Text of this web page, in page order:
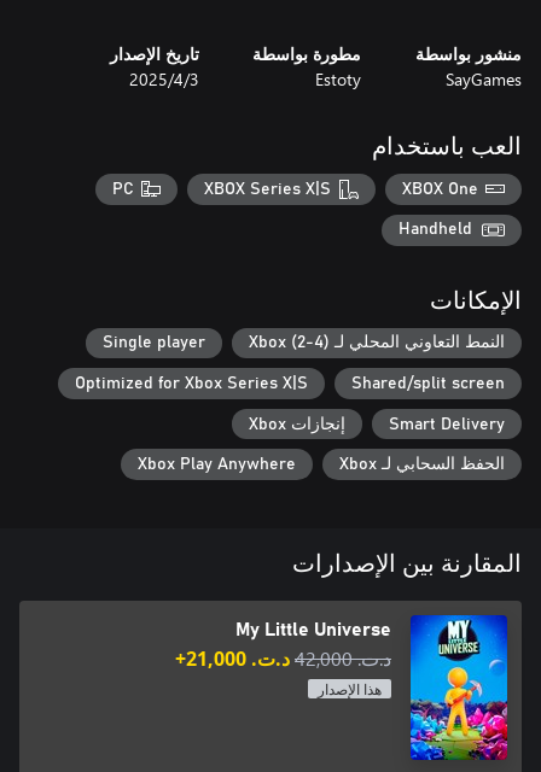
150+ different adversaries including mythical creatures, alien
With each planet comes new challenges and because of that, you
have to stay prepared by upgrading to the newest and freshest
tools, which will always keep you one step ahead of your
opponents! Improve your weapon, tools, and armor up to 30+
Get entranced by the game’s cozy atmosphere, enjoy the relaxing
soundtrack, and fall in love with the simplistic yet charismatic
visuals. After all, it’s all about the journey and the friends we
make along the way!
منشور بواسطة
SayGames
مطورة بواسطة
Estoty
تاريخ الإصدار
3‏/4‏/2025
العب باستخدام
XBOX One
XBOX Series X|S
PC
Handheld
الإمكانات
النمط التعاوني المحلي لـ Xbox (2-4) Single player
Shared/split screen
Optimized for Xbox Series X|S
Smart Delivery إنجازات Xbox
الحفظ السحابي لـ Xbox Xbox Play Anywhere
المقارنة بين الإصدارات
My Little Universe
د.ت.‏ 42,000 د.ت.‏ 21,000+
هذا الإصدار